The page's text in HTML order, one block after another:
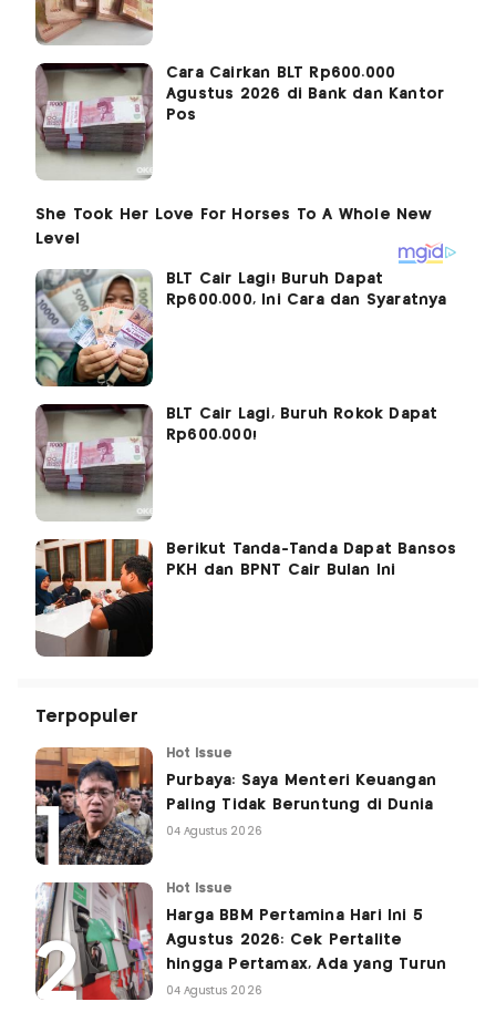
Cara Cairkan BLT Rp600.000
Agustus 2026 di Bank dan Kantor
Pos
BLT Cair Lagi! Buruh Dapat
Rp600.000, Ini Cara dan Syaratnya
BLT Cair Lagi, Buruh Rokok Dapat
Rp600.000!
Berikut Tanda-Tanda Dapat Bansos
PKH dan BPNT Cair Bulan Ini
Terpopuler
Hot Issue
Purbaya: Saya Menteri Keuangan
Paling Tidak Beruntung di Dunia
04 Agustus 2026
Hot Issue
Harga BBM Pertamina Hari Ini 5
Agustus 2026: Cek Pertalite
hingga Pertamax, Ada yang Turun
04 Agustus 2026